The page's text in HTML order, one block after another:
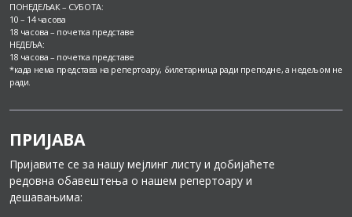
ПОНЕДЕЉАК – СУБОТА:
10 – 14 часова
18 часова – почетка представе
НЕДЕЉА:
18 часова – почетка представе
*када нема представа на репертоару, билетарница ради преподне, а недељом не
ради.
ПРИЈАВА
Пријавите се за нашу мејлинг листу и добијаћете
редовна обавештења о нашем репертоару и
дешавањима: